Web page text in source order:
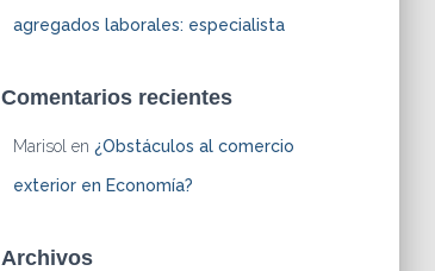
agregados laborales: especialista
Comentarios recientes
Marisol en ¿Obstáculos al comercio
exterior en Economía?
Archivos